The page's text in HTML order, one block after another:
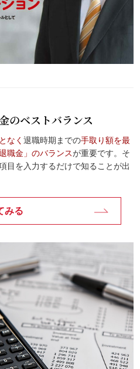
のベストバランス
なく退職時期までの手取り額を最
職金」のバランスが重要です。そ
目を入力するだけで知ることが出
みる